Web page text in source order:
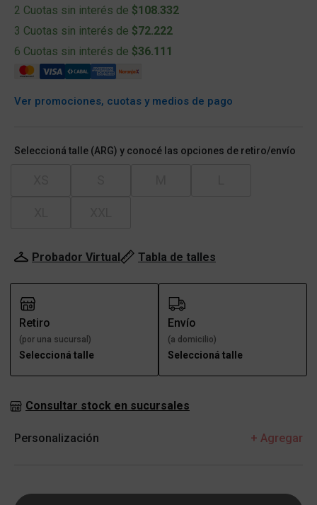
2 Cuotas sin interés de $108.332
3 Cuotas sin interés de $72.222
6 Cuotas sin interés de $36.111
Ver promociones, cuotas y medios de pago
Seleccioná talle (ARG) y conocé las opciones de retiro/envío
Probador Virtual Tabla de talles
Retiro
(por una sucursal)
Seleccioná talle
Envío
(a domicilio)
Seleccioná talle
Consultar stock en sucursales
Personalización + Agregar